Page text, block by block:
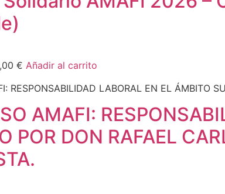
€ Añadir al carrito
AMAFI:
POR DON RAFAEL